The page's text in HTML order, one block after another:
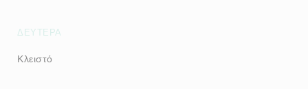
ΔΕΥΤΈΡΑ
Κλειστό